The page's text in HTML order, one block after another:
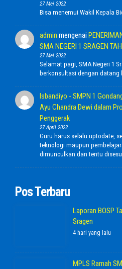
27 Mei 2022
Bisa menemui Wakil Kepala
admin mengenai
SMA NEGERI 1 SRAGEN
27 Mei 2022
Selamat pagi, SMA Negeri 1
berkonsultasi dengan datang
Isbandiyo - SMPN 1
Ayu Chandra Dewi dalam
Penggerak
27 April 2022
Guru harus selalu uptodate,
teknologi maupun
dimunculkan dan tentu
Pos Terbaru
Laporan BOSP
Sragen
4 hari yang lalu
MPLS Ramah